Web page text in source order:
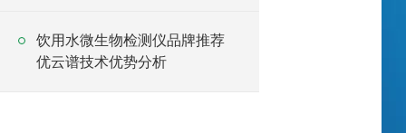
饮用水微生物检测仪品牌推荐
优云谱技术优势分析